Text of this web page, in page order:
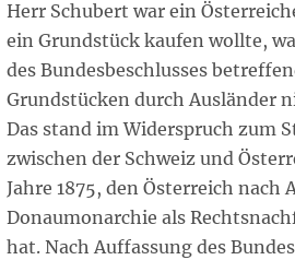
Herr Schubert war ein
ein Grundstück kaufen wollte,
des Bundesbeschlusses
Grundstücken durch Ausländer
Das stand im Widerspruch zum
zwischen der Schweiz und
Jahre 1875, den Österreich nach
Donaumonarchie als
hat. Nach Auffassung des